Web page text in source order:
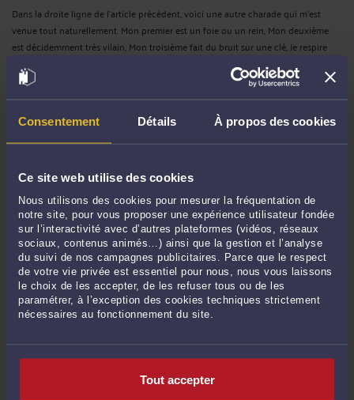
Consentement Détails À propos des cookies
Ce site web utilise des cookies
Nous utilisons des cookies pour mesurer la fréquentation de
notre site, pour vous proposer une expérience utilisateur fondée
sur l’interactivité avec d’autres plateformes (vidéos, réseaux
sociaux, contenus animés…) ainsi que la gestion et l’analyse
du suivi de nos campagnes publicitaires. Parce que le respect
de votre vie privée est essentiel pour nous, nous vous laissons
le choix de les accepter, de les refuser tous ou de les
paramétrer, à l’exception des cookies techniques strictement
nécessaires au fonctionnement du site.
Tout accepter
Dans la droite ligne de l'article précédent, voici une autre charade qui m'est
venue tout naturellement. Mon premier est un foie ou un rein, Mon deuxième
est décidemment très vilain, Mon troisième fait du bruit sur une clé, Je respire
mon quatrième. Mon tout est le cri de guerre de l'avocat !
Lire la suite >
CHARADE
ParCarole GHIBAUDO
Confrères blogueurs, n'avez vous pas remarqué que votre public naissant se
dirige inéluctablement vers vos billets d'humeur et autres articles amusants
écrire au terme d'une analyse longue et douloureuse, avec insomnie chronique
ou flash nocturne d'une telle intensité qu'il ...
Lire la suite >